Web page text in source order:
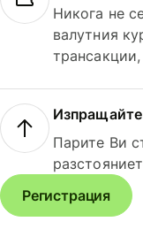
Никога не
валутния
Изпращайте
Парите Ви
Регистрация